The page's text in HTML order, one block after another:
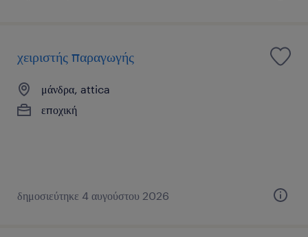
χειριστής παραγωγής
μάνδρα, attica
εποχική
δημοσιεύτηκε 4 αυγούστου 2026